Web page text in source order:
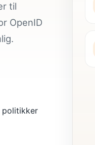
til
OpenID
politikker